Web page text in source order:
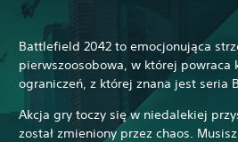
Battlefield 2042 to emocjonująca
pierwszoosobowa, w której powraca
ograniczeń, z której znana jest seria
Akcja gry toczy się w niedalekiej
został zmieniony przez chaos.